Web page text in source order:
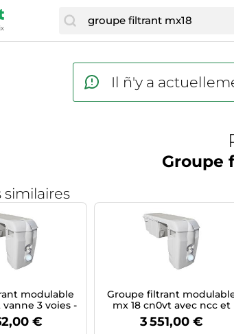
Il ñ'y a
Groupe
similaires
modulable
vanne 3 voies -
m³ Maxi
€
Groupe filtrant
mx 18 cn0vt avec ncc et
vanne 3 voies - Bassin 80
Maxi
3 551,00 €